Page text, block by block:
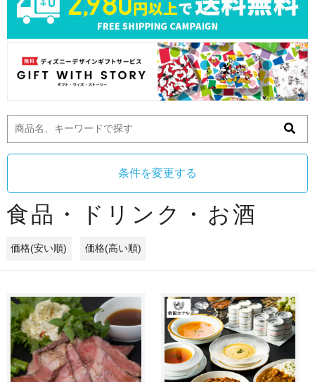
条件を変更する
食品・ドリンク・お酒
価格(安い順) 価格(高い順)